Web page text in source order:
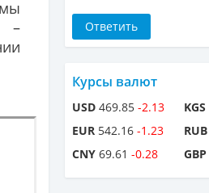
–
Курсы валют
USD 469.85 -2.13
EUR 542.16 -1.23
CNY 69.61 -0.28
KGS
RUB
GBP